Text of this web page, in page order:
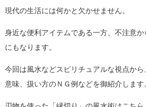
現代の生活には何かと欠かせません。
身近な便利アイテムである一方、不注意
にもなります。
今回は風水などスピリチュアルな視点か
意味、扱い方のＮＧ例などを御紹介します